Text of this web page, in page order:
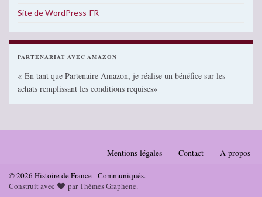
Site de WordPress-FR
PARTENARIAT AVEC AMAZON
« En tant que Partenaire Amazon, je réalise un bénéfice sur les
achats remplissant les conditions requises»
Mentions légales Contact A propos
© 2026 Histoire de France - Communiqués.
Construit avec
parThèmes Graphene.